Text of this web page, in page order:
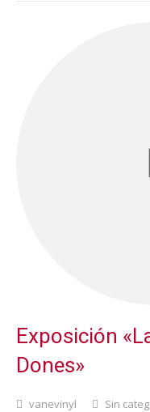
Exposición
Dones»
vanevinyl Sin